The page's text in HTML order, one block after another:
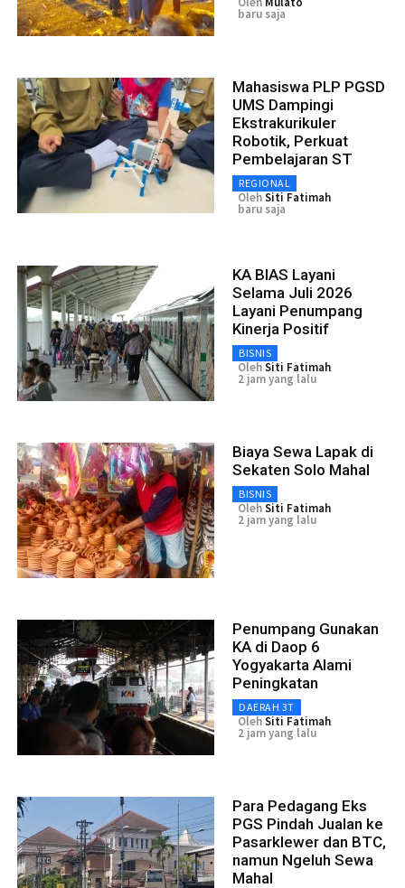
baru saja
Mahasiswa PLP PGSD
UMS Dampingi
Ekstrakurikuler
Robotik, Perkuat
Pembelajaran ST
REGIONAL
OlehSiti Fatimah
baru saja
KA BIAS Layani
Selama Juli 2026
Layani Penumpang
Kinerja Positif
BISNIS
OlehSiti Fatimah
2 jam yang lalu
Biaya Sewa Lapak di
Sekaten Solo Mahal
BISNIS
OlehSiti Fatimah
2 jam yang lalu
Penumpang Gunakan
KA di Daop 6
Yogyakarta Alami
Peningkatan
DAERAH 3T
OlehSiti Fatimah
2 jam yang lalu
Para Pedagang Eks
PGS Pindah Jualan ke
Pasarklewer dan BTC,
namun Ngeluh Sewa
Mahal